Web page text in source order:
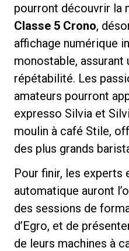
pourront découvrir la
Classe 5 Crono,
affichage numérique
monostable, assurant
répétabilité. Les
amateurs pourront
expresso Silvia et
moulin à café Stile,
des plus grands
Pour finir, les experts
automatique auront
des sessions de
d’Egro, et de
de leurs machines à